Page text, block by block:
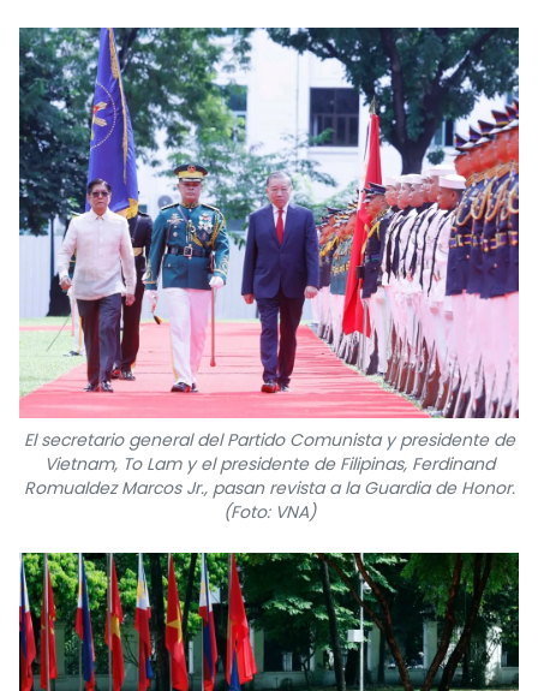
El secretario general del Partido Comunista y presidente de
Vietnam, To Lam y el presidente de Filipinas, Ferdinand
Romualdez Marcos Jr., pasan revista a la Guardia de Honor.
(Foto: VNA)